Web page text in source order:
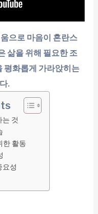
으로 마음이 혼란스
삶을 위해 필요한 조
평화롭게 가라앉히는
.
는 것
한 활동
요성